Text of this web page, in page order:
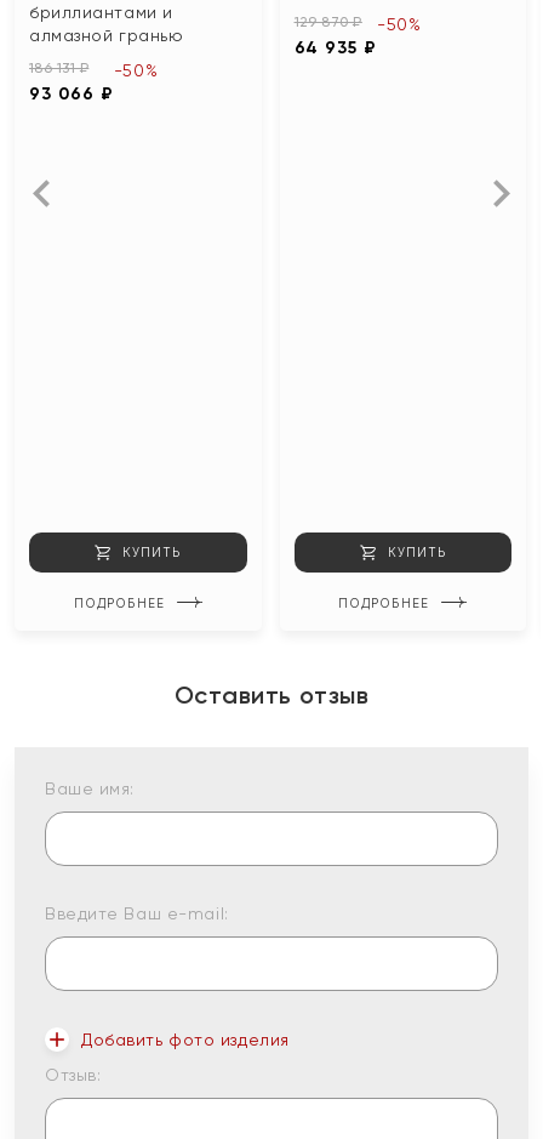
бриллиантами и
алмазной гранью
186 131 ₽
93 066 ₽
-50%
КУПИТЬ
ПОДРОБНЕЕ
129 870 ₽
64 935 ₽
-50%
КУПИТЬ
ПОДРОБНЕЕ
Оставить отзыв
Ваше имя:
Введите Ваш e-mail:
Добавить фото изделия
Отзыв: